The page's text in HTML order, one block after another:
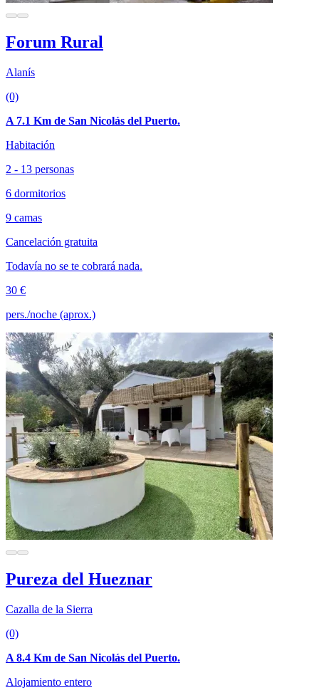
Forum Rural
Alanís
(0)
A 7.1 Km de San Nicolás del Puerto.
Habitación
2 - 13 personas
6 dormitorios
9 camas
Cancelación gratuita
Todavía no se te cobrará nada.
30 €
pers./noche (aprox.)
Pureza del Hueznar
Cazalla de la Sierra
(0)
A 8.4 Km de San Nicolás del Puerto.
Alojamiento entero